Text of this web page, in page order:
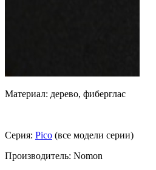
Материал: дерево, фиберглас
Серия: Pico (все модели серии)
Производитель: Nomon